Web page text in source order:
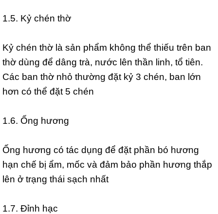
1.5. Kỷ chén thờ
Kỷ chén thờ là sản phẩm không thể thiếu trên ban
thờ dùng để dâng trà, nước lên thần linh, tổ tiên.
Các ban thờ nhỏ thường đặt kỷ 3 chén, ban lớn
hơn có thể đặt 5 chén
1.6. Ống hương
Ống hương có tác dụng để đặt phần bó hương
hạn chế bị ẩm, mốc và đảm bảo phần hương thắp
lên ở trạng thái sạch nhất
1.7. Đỉnh hạc